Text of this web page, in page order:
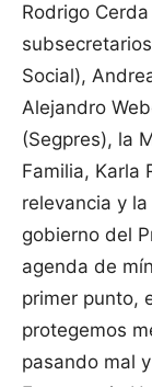
Rodrigo
Social),
Alejandro
(Segpres), la
Familia, Karla
relevancia y
gobierno del
agenda de
primer punto,
protegemos
pasando mal